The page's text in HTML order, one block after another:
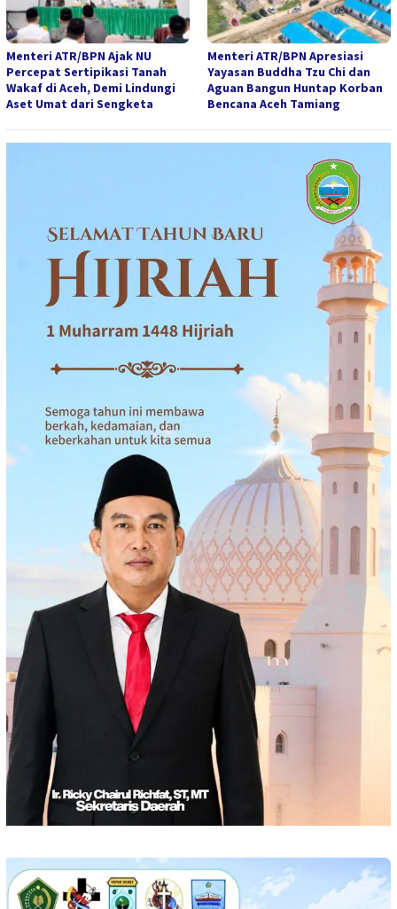
Menteri ATR/BPN Ajak NU
Percepat Sertipikasi Tanah
Wakaf di Aceh, Demi Lindungi
Aset Umat dari Sengketa
Menteri ATR/BPN Apresiasi
Yayasan Buddha Tzu Chi dan
Aguan Bangun Huntap Korban
Bencana Aceh Tamiang